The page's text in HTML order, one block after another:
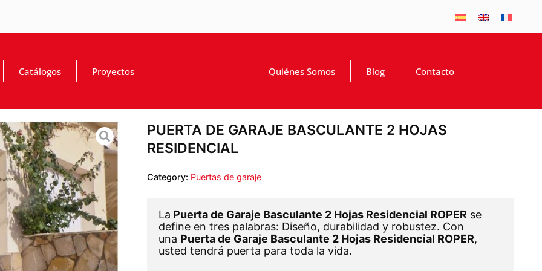
Catálogos Proyectos Quiénes Somos Blog Contacto
PUERTA DE GARAJE BASCULANTE 2 HOJAS
RESIDENCIAL
Category: Puertas de garaje
La Puerta de Garaje Basculante 2 Hojas Residencial ROPER se
define en tres palabras: Diseño, durabilidad y robustez. Con
una Puerta de Garaje Basculante 2 Hojas Residencial ROPER,
usted tendrá puerta para toda la vida.